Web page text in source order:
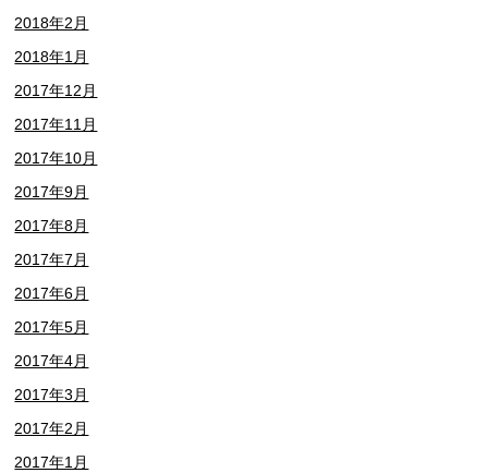
2018年2月
2018年1月
2017年12月
2017年11月
2017年10月
2017年9月
2017年8月
2017年7月
2017年6月
2017年5月
2017年4月
2017年3月
2017年2月
2017年1月